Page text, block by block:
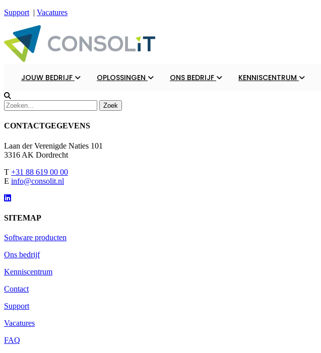
Support | Vacatures
JOUW BEDRIJF OPLOSSINGEN ONS BEDRIJF KENNISCENTRUM
CONTACTGEGEVENS
Laan der Verenigde Naties 101
3316 AK Dordrecht
T +31 88 619 00 00
E info@consolit.nl
SITEMAP
Software producten
Ons bedrijf
Kenniscentrum
Contact
Support
Vacatures
FAQ